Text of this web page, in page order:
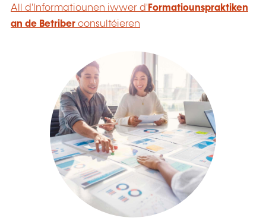
All d'Informatiounen iwwer d' Formatiounspraktiken
an de Betriber consultéieren